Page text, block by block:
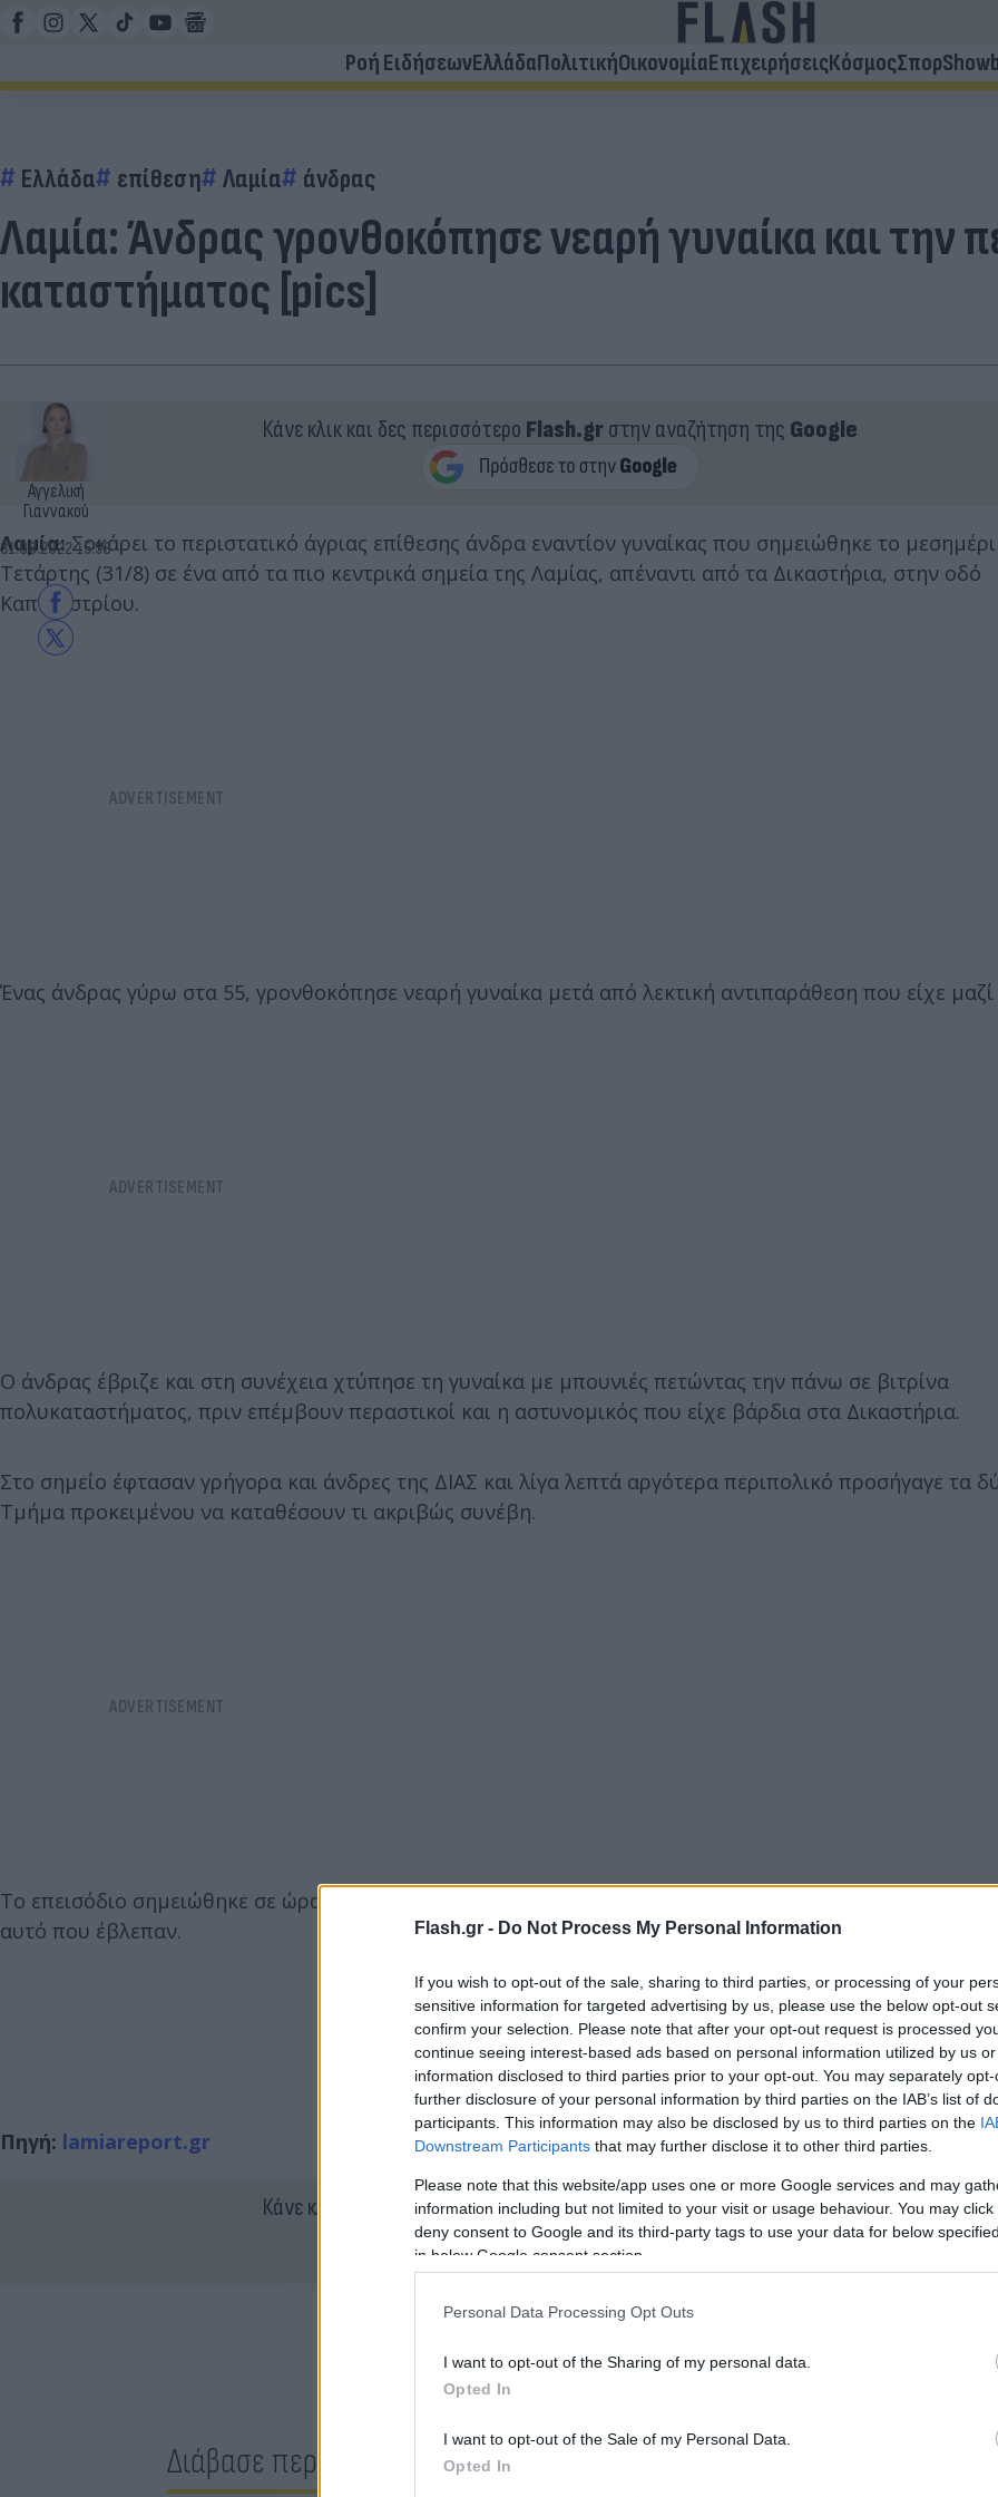
Flash.gr - Do Not Process My Personal Information
If you wish to opt-out of the sale, sharing to third parties, or processing of your
sensitive information for targeted advertising by us, please use the below opt-out
confirm your selection. Please note that after your opt-out request is processed
continue seeing interest-based ads based on personal information utilized by us
information disclosed to third parties prior to your opt-out. You may separately
further disclosure of your personal information by third parties on the IAB’s list of
participants. This information may also be disclosed by us to third parties on the
Downstream Participants that may further disclose it to other third parties.
Please note that this website/app uses one or more Google services and may
information including but not limited to your visit or usage behaviour. You may
deny consent to Google and its third-party tags to use your data for below
in below Google consent section.
Personal Data Processing Opt Outs
I want to opt-out of the Sharing of my personal data.
Opted In
I want to opt-out of the Sale of my Personal Data.
Opted In
Ροή ΕιδήσεωνΕλλάδαΠολιτικήΟικονομίαΕπιχειρήσειςΚόσμοςΣπορ
Ελλάδα επίθεση Λαμία άνδρας
Λαμία: Άνδρας γρονθοκόπησε νεαρή γυναίκα και την
καταστήματος [pics]
Αγγελική
Γιαννακού
31.08.2022 15:58
Κάνε κλικ και δες περισσότερο Flash.grστην αναζήτηση της Google
Λαμία:Σοκάρει το περιστατικό άγριας επίθεσης άνδρα εναντίον γυναίκας που σημειώθηκε το
Τετάρτης (31/8) σε ένα από τα πιο κεντρικά σημεία της Λαμίας, απέναντι από τα Δικαστήρια, στην οδό
Καποδιστρίου.
Ένας άνδρας γύρω στα 55, γρονθοκόπησε νεαρή γυναίκα μετά από λεκτική αντιπαράθεση που είχε μαζί
Ο άνδρας έβριζε και στη συνέχεια χτύπησε τη γυναίκα με μπουνιές πετώντας την πάνω σε βιτρίνα
πολυκαταστήματος, πριν επέμβουν περαστικοί και η αστυνομικός που είχε βάρδια στα Δικαστήρια.
Στο σημείο έφτασαν γρήγορα και άνδρες της ΔΙΑΣ και λίγα λεπτά αργότερα περιπολικό προσήγαγε τα
Τμήμα προκειμένου να καταθέσουν τι ακριβώς συνέβη.
Το επεισόδιο σημειώθηκε σε ώρα αιχμής μπροστά σε δεκάδες περαστικούς, που δεν πίστευαν στα
αυτό που έβλεπαν.
Πηγή: lamiareport.gr
Κάνε κλικ και δες περισσότεροFlash.grστην αναζήτηση τηςGoogle
Διάβασε περισσότερα